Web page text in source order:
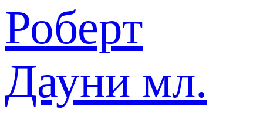
Роберт
Дауни мл.